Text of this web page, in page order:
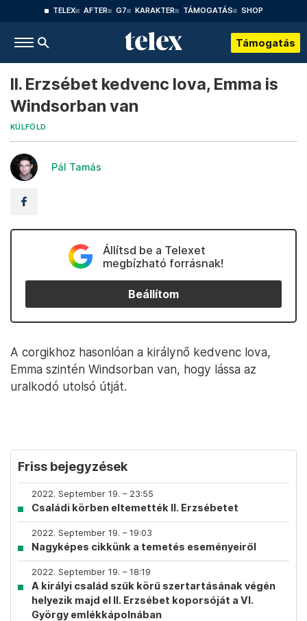
TELEX AFTER G7 KARAKTER TÁMOGATÁS SHOP
Támogatás
II. Erzsébet kedvenc lova, Emma is
Windsorban van
KÜLFÖLD
Pál Tamás
Állítsd be a Telexet
megbízható forrásnak!
Beállítom
A corgikhoz hasonlóan a királynő kedvenc lova,
Emma szintén Windsorban van, hogy lássa az
uralkodó utolsó útját.
Friss bejegyzések
2022. September 19. – 23:55
Családi körben eltemették II. Erzsébetet
2022. September 19. – 19:03
Nagyképes cikkünk a temetés eseményeiről
2022. September 19. – 18:19
A királyi család szűk körű szertartásának végén
helyezik majd el II. Erzsébet koporsóját a VI.
György emlékkápolnában